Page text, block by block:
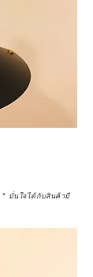
* มั่นใจได้กับสินค้ามี